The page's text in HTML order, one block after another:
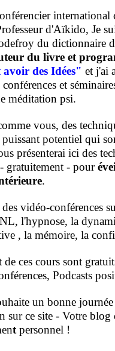
international
d'Aïkido, Je
du dictionnaire
du livre et
avoir des Idées" et j'ai
et
méditation psi.
vous, des
puissant potentiel qui
présenterai ici des
gratuitement - pour
.
vidéo-conférences
l'hypnose, la
, la mémoire, la
ces cours sont
Podcasts
un bonne
sur ce site - Votre blog
tpersonnel !